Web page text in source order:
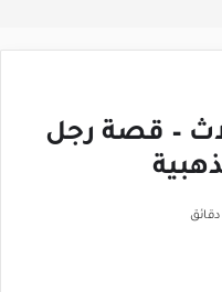
– قصة رجل